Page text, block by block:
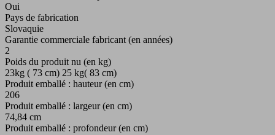
Oui
Pays de fabrication
Slovaquie
Garantie commerciale fabricant (en années)
2
Poids du produit nu (en kg)
23kg ( 73 cm) 25 kg( 83 cm)
Produit emballé : hauteur (en cm)
206
Produit emballé : largeur (en cm)
74,84 cm
Produit emballé : profondeur (en cm)